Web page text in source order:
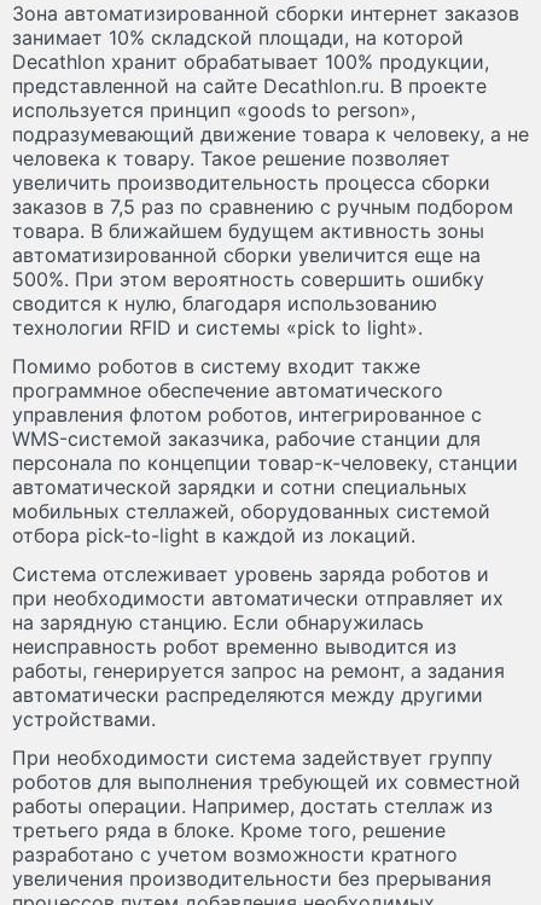
Зона автоматизированной сборки интернет заказов
занимает 10% складской площади, на которой
Decathlon хранит обрабатывает 100% продукции,
представленной на сайте Decathlon.ru. В проекте
используется принцип «goods to person»,
подразумевающий движение товара к человеку, а не
человека к товару. Такое решение позволяет
увеличить производительность процесса сборки
заказов в 7,5 раз по сравнению с ручным подбором
товара. В ближайшем будущем активность зоны
автоматизированной сборки увеличится еще на
500%. При этом вероятность совершить ошибку
сводится к нулю, благодаря использованию
технологии RFID и системы «pick to light».
Помимо роботов в систему входит также
программное обеспечение автоматического
управления флотом роботов, интегрированное с
WMS-системой заказчика, рабочие станции для
персонала по концепции товар-к-человеку, станции
автоматической зарядки и сотни специальных
мобильных стеллажей, оборудованных системой
отбора pick-to-light в каждой из локаций.
Система отслеживает уровень заряда роботов и
при необходимости автоматически отправляет их
на зарядную станцию. Если обнаружилась
неисправность робот временно выводится из
работы, генерируется запрос на ремонт, а задания
автоматически распределяются между другими
устройствами.
При необходимости система задействует группу
роботов для выполнения требующей их совместной
работы операции. Например, достать стеллаж из
третьего ряда в блоке. Кроме того, решение
разработано с учетом возможности кратного
увеличения производительности без прерывания